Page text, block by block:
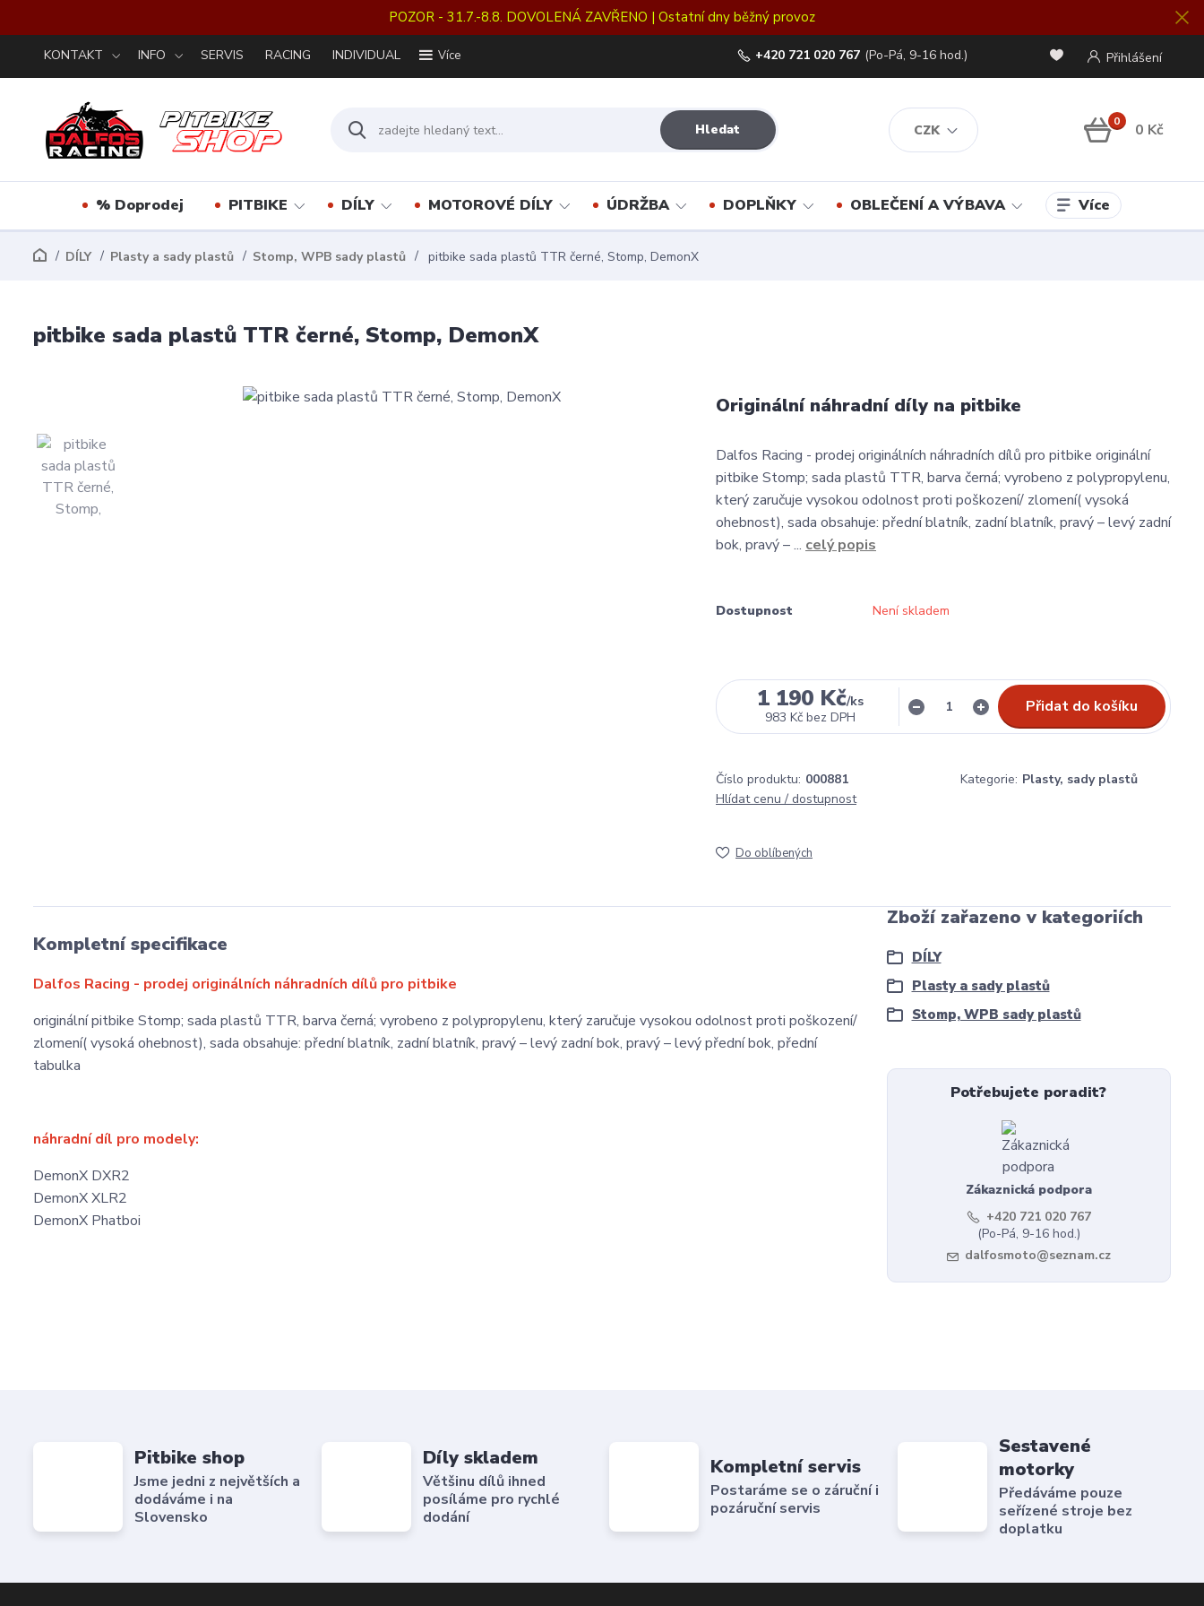
POZOR - 31.7.-8.8. DOVOLENÁ ZAVŘENO | Ostatní dny běžný provoz
KONTAKT INFO SERVIS RACING INDIVIDUAL Více
CZK
Přihlášení
Hledat
+420 721 020 767 (Po-Pá, 9-16 hod.)
0 0 Kč
% Doprodej PITBIKE DÍLY MOTOROVÉ DÍLY ÚDRŽBA DOPLŇKY OBLEČENÍ A VÝBAVA Více
DÍLY Plasty a sady plastů Stomp, WPB sady plastů pitbike sada plastů TTR černé, Stomp, DemonX
pitbike sada plastů TTR černé, Stomp, DemonX
Originální náhradní díly na pitbike
Dalfos Racing - prodej originálních náhradních dílů pro pitbike originální
pitbike Stomp; sada plastů TTR, barva černá; vyrobeno z polypropylenu,
který zaručuje vysokou odolnost proti poškození/ zlomení( vysoká
ohebnost), sada obsahuje: přední blatník, zadní blatník, pravý – levý zadní
bok, pravý – ... celý popis
Dostupnost Není skladem
1 190 Kč/ks
983 Kč bez DPH
Přidat do košíku
Číslo produktu: 000881 Kategorie: Plasty, sady plastů
Hlídat cenu / dostupnost
Do oblíbených
Kompletní specifikace
Dalfos Racing - prodej originálních náhradních dílů pro pitbike
originální pitbike Stomp; sada plastů TTR, barva černá; vyrobeno z polypropylenu, který zaručuje vysokou odolnost proti poškození/
zlomení( vysoká ohebnost), sada obsahuje: přední blatník, zadní blatník, pravý – levý zadní bok, pravý – levý přední bok, přední
tabulka
náhradní díl pro modely:
DemonX DXR2
DemonX XLR2
DemonX Phatboi
Zboží zařazeno v kategoriích
DÍLY
Plasty a sady plastů
Stomp, WPB sady plastů
Potřebujete poradit?
Zákaznická podpora
+420 721 020 767
(Po-Pá, 9-16 hod.)
dalfosmoto@seznam.cz
Pitbike shop
Jsme jedni z největších a
dodáváme i na
Slovensko
Díly skladem
Většinu dílů ihned
posíláme pro rychlé
dodání
Kompletní servis
Postaráme se o záruční i
pozáruční servis
Sestavené
motorky
Předáváme pouze
seřízené stroje bez
doplatku